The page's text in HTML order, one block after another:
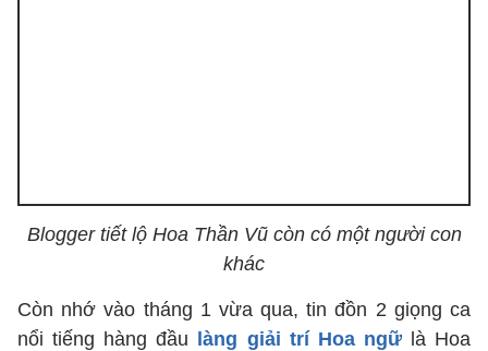
Blogger tiết lộ Hoa Thần Vũ còn có một người con
khác
Còn nhớ vào tháng 1 vừa qua, tin đồn 2 giọng ca
nổi tiếng hàng đầu
làng giải trí Hoa ngữlà Hoa